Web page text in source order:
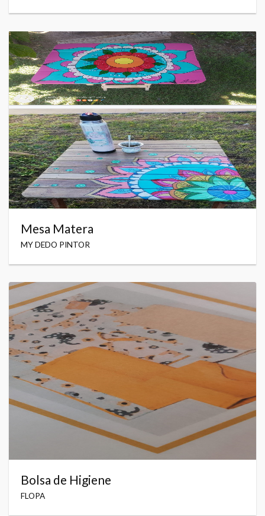
Mesa Matera
MY DEDO PINTOR
Bolsa de Higiene
FLOPA